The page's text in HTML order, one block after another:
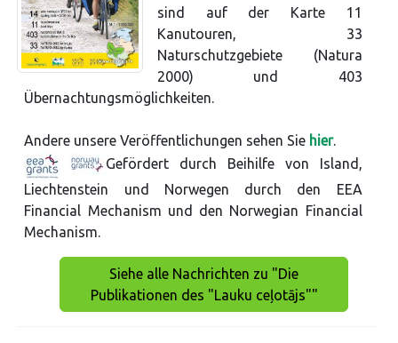
sind auf der Karte 11
Kanutouren, 33
Naturschutzgebiete (Natura
2000) und 403
Übernachtungsmöglichkeiten.
Andere unsere Veröffentlichungen sehen Sie hier.
Gefördert durch Beihilfe von Island,
Liechtenstein und Norwegen durch den EEA
Financial Mechanism und den Norwegian Financial
Mechanism.
Siehe alle Nachrichten zu "Die
Publikationen des "Lauku ceļotājs""